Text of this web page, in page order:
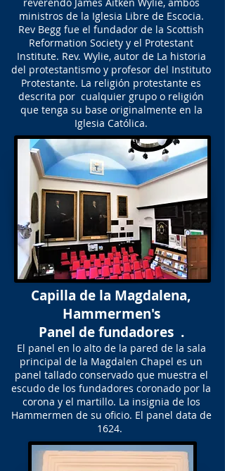
ministros de la Iglesia Libre de Escocia.
Rev Begg fue el fundador de la Scottish
Reformation Society y el Protestant
Institute. Rev. Wylie, autor de La historia
del protestantismo y profesor del Instituto
Protestante. La religión protestante es
descrita por cualquier grupo o religión
que tenga su base originalmente en la
Iglesia Católica.
Capilla de la Magdalena,
Hammermen's
Panel de fundadores .
El panel en lo alto de la pared de la sala
principal de la Magdalen Chapel es un
panel tallado conservado que muestra el
escudo de los fundadores coronado por la
corona y el martillo. La insignia de los
Hammermen de su oficio. El panel data de
1624.